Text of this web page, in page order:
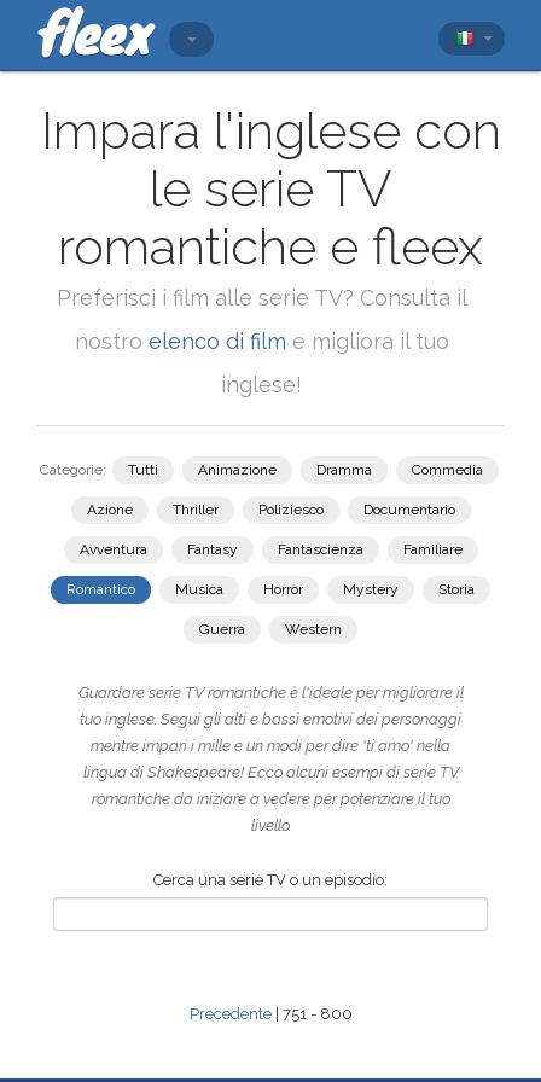
Impara l'inglese con
le serie TV
romantiche e fleex
Preferisci i film alle serie TV? Consulta il
nostro elenco di film e migliora il tuo
inglese!
Categorie: Tutti Animazione Dramma Commedia
Azione Thriller Poliziesco Documentario
Avventura Fantasy Fantascienza Familiare
Romantico Musica Horror Mystery Storia
Guerra Western
Guardare serie TV romantiche è l'ideale per migliorare il
tuo inglese. Segui gli alti e bassi emotivi dei personaggi
mentre impari i mille e un modi per dire 'ti amo' nella
lingua di Shakespeare! Ecco alcuni esempi di serie TV
romantiche da iniziare a vedere per potenziare il tuo
livello.
Cerca una serie TV o un episodio:
Precedente| 751 - 800